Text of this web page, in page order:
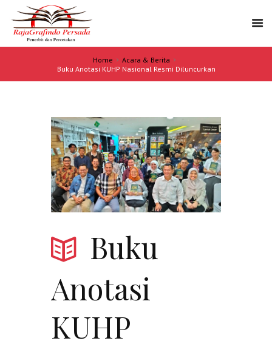
Home
Acara & Berita
Buku Anotasi KUHP Nasional Resmi Diluncurkan
Buku
Anotasi
KUHP